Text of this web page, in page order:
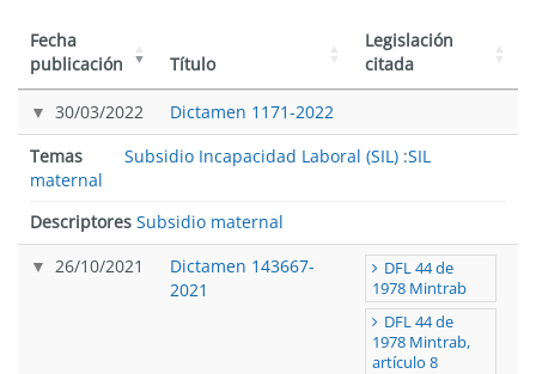
Fecha
publicación
Título
Legislación
citada
30/03/2022
Dictamen 1171-2022
Temas
Subsidio Incapacidad Laboral (SIL) :SIL
maternal
Descriptores Subsidio maternal
26/10/2021
Dictamen 143667-
2021
DFL 44 de
1978 Mintrab
DFL 44 de
1978 Mintrab,
artículo 8